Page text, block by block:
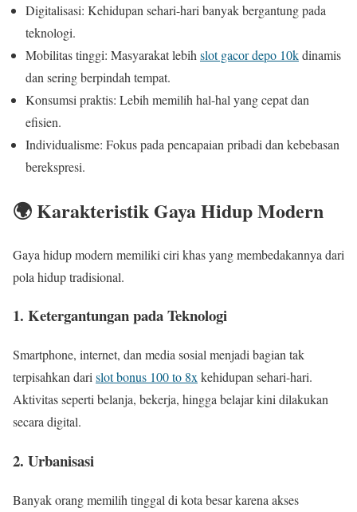
Digitalisasi: Kehidupan sehari-hari banyak bergantung pada
teknologi.
Mobilitas tinggi: Masyarakat lebih slot gacor depo 10kdinamis
dan sering berpindah tempat.
Konsumsi praktis: Lebih memilih hal-hal yang cepat dan
efisien.
Individualisme: Fokus pada pencapaian pribadi dan kebebasan
berekspresi.
🌍 Karakteristik Gaya Hidup Modern
Gaya hidup modern memiliki ciri khas yang membedakannya dari
pola hidup tradisional.
1. Ketergantungan pada Teknologi
Smartphone, internet, dan media sosial menjadi bagian tak
terpisahkan dari slot bonus 100 to 8x kehidupan sehari-hari.
Aktivitas seperti belanja, bekerja, hingga belajar kini dilakukan
secara digital.
2. Urbanisasi
Banyak orang memilih tinggal di kota besar karena akses